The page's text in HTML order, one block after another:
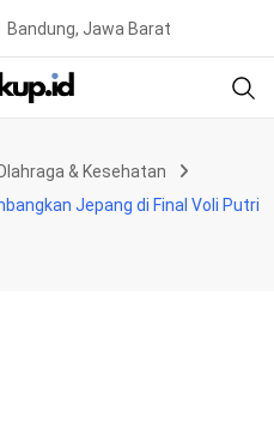
Bandung, Jawa Barat
& Kesehatan
Jepang di Final Voli Putri